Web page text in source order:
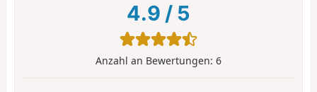
4.9 / 5
Anzahl an Bewertungen: 6